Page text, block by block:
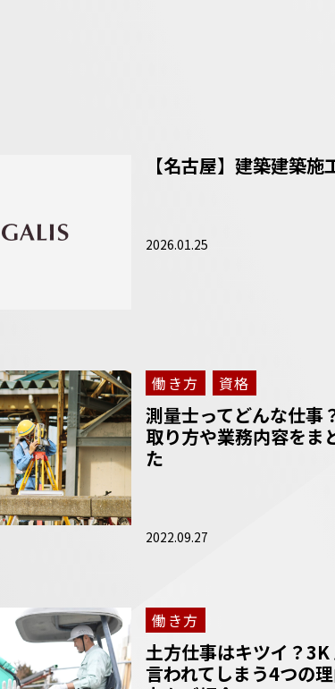
【名古屋】建築建築施
2026.01.25
働き方 資格
測量士ってどんな仕事
取り方や業務内容をま
た
2022.09.27
働き方
土方仕事はキツイ？3K
言われてしまう4つの